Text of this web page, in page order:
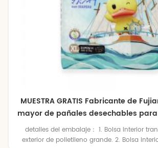
MUESTRA GRATIS Fabricante de
mayor de pañales desechables
calidad
detalles del embalaje： 1. Bolsa interior
exterior de polietileno grande. 2. Bolsa